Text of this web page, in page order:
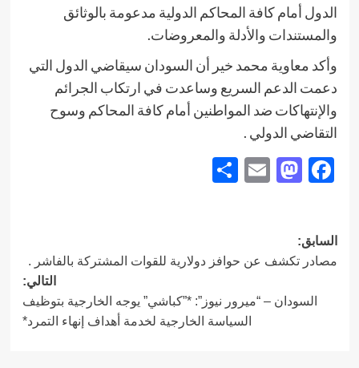
الدول أمام كافة المحاكم الدولية مدعومة بالوثائق
والمستندات والأدلة والمعروضات.
وأكد معاوية محمد خير أن السودان سيقاضي الدول التي
دعمت الدعم السريع وساعدت في ارتكاب الجرائم
والإنتهاكات ضد المواطنين أمام كافة المحاكم وسوح
التقاضي الدولي .
Facebook
Mastodon
Email
تصفّح
المقالات
السابق:
مصادر تكشف عن حوافز دولارية للقوات المشتركة بالفاشر .
التالي:
السودان – “ميرور نيوز”: *”كباشي” يوجه الخارجية بتوظيف
السياسة الخارجية لخدمة أهداف إنهاء التمرد*